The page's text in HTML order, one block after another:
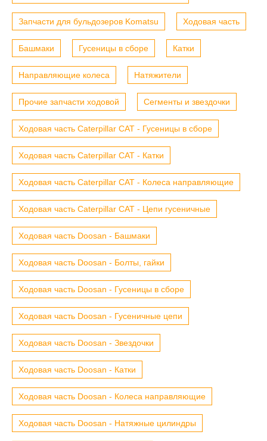
Запчасти для бульдозеров Komatsu Ходовая часть
Башмаки Гусеницы в сборе Катки
Направляющие колеса Натяжители
Прочие запчасти ходовой Сегменты и звездочки
Ходовая часть Caterpillar CAT - Гусеницы в сборе
Ходовая часть Caterpillar CAT - Катки
Ходовая часть Caterpillar CAT - Колеса направляющие
Ходовая часть Caterpillar CAT - Цепи гусеничные
Ходовая часть Doosan - Башмаки
Ходовая часть Doosan - Болты, гайки
Ходовая часть Doosan - Гусеницы в сборе
Ходовая часть Doosan - Гусеничные цепи
Ходовая часть Doosan - Звездочки
Ходовая часть Doosan - Катки
Ходовая часть Doosan - Колеса направляющие
Ходовая часть Doosan - Натяжные цилиндры